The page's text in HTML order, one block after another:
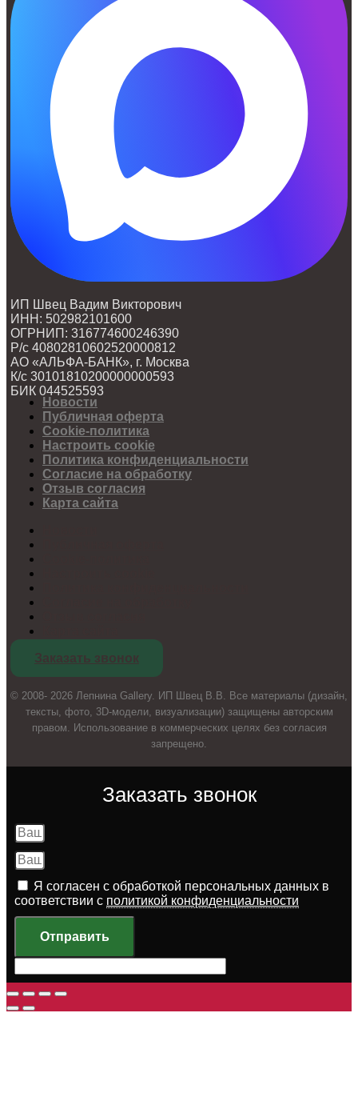
ИП Швец Вадим Викторович
ИНН: 502982101600
ОГРНИП: 316774600246390
Р/с 40802810602520000812
АО «АЛЬФА-БАНК», г. Москва
К/с 30101810200000000593
БИК 044525593
Новости
Публичная оферта
Cookie-политика
Настроить cookie
Политика конфиденциальности
Согласие на обработку
Отзыв согласия
Карта сайта
Заказать звонок
© 2008- 2026 Лепнина Gallery. ИП Швец В.В. Все материалы (дизайн,
тексты, фото, 3D-модели, визуализации) защищены авторским
правом. Использование в коммерческих целях без согласия
запрещено.
Заказать звонок
Я согласен с обработкой персональных данных в
соответствии с политикой конфиденциальности
Отправить